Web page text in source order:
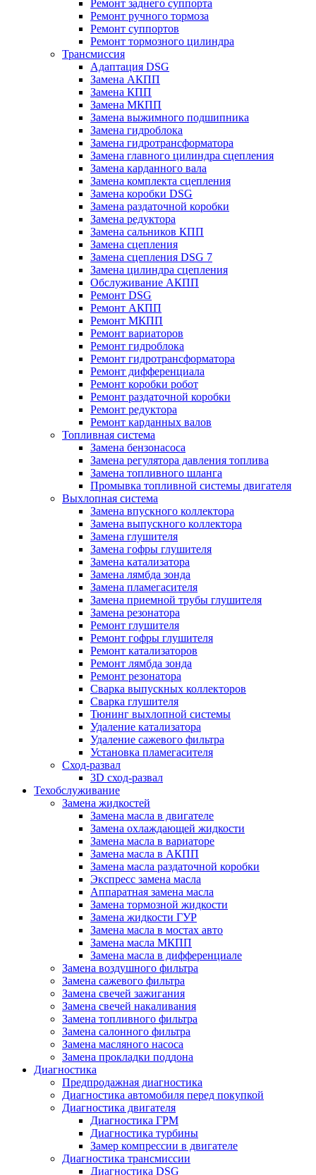
Ремонт заднего суппорта
Ремонт ручного тормоза
Ремонт суппортов
Ремонт тормозного цилиндра
Трансмиссия
Адаптация DSG
Замена АКПП
Замена КПП
Замена МКПП
Замена выжимного подшипника
Замена гидроблока
Замена гидротрансформатора
Замена главного цилиндра сцепления
Замена карданного вала
Замена комплекта сцепления
Замена коробки DSG
Замена раздаточной коробки
Замена редуктора
Замена сальников КПП
Замена сцепления
Замена сцепления DSG 7
Замена цилиндра сцепления
Обслуживание АКПП
Ремонт DSG
Ремонт АКПП
Ремонт МКПП
Ремонт вариаторов
Ремонт гидроблока
Ремонт гидротрансформатора
Ремонт дифференциала
Ремонт коробки робот
Ремонт раздаточной коробки
Ремонт редуктора
Ремонт карданных валов
Топливная система
Замена бензонасоса
Замена регулятора давления топлива
Замена топливного шланга
Промывка топливной системы двигателя
Выхлопная система
Замена впускного коллектора
Замена выпускного коллектора
Замена глушителя
Замена гофры глушителя
Замена катализатора
Замена лямбда зонда
Замена пламегасителя
Замена приемной трубы глушителя
Замена резонатора
Ремонт глушителя
Ремонт гофры глушителя
Ремонт катализаторов
Ремонт лямбда зонда
Ремонт резонатора
Сварка выпускных коллекторов
Сварка глушителя
Тюнинг выхлопной системы
Удаление катализатора
Удаление сажевого фильтра
Установка пламегасителя
Сход-развал
3D сход-развал
Техобслуживание
Замена жидкостей
Замена масла в двигателе
Замена охлаждающей жидкости
Замена масла в вариаторе
Замена масла в АКПП
Замена масла раздаточной коробки
Экспресс замена масла
Аппаратная замена масла
Замена тормозной жидкости
Замена жидкости ГУР
Замена масла в мостах авто
Замена масла МКПП
Замена масла в дифференциале
Замена воздушного фильтра
Замена сажевого фильтра
Замена свечей зажигания
Замена свечей накаливания
Замена топливного фильтра
Замена салонного фильтра
Замена масляного насоса
Замена прокладки поддона
Диагностика
Предпродажная диагностика
Диагностика автомобиля перед покупкой
Диагностика двигателя
Диагностика ГРМ
Диагностика турбины
Замер компрессии в двигателе
Диагностика трансмиссии
Диагностика DSG